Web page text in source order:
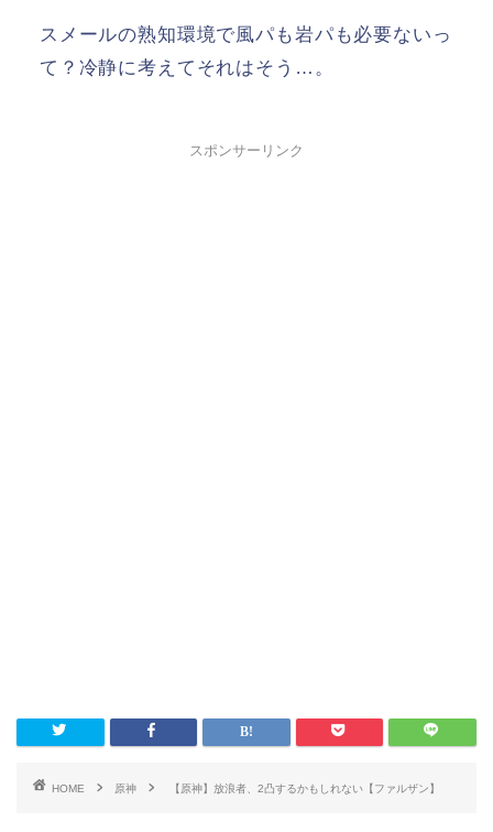
スメールの熟知環境で風パも岩パも必要ないっ
て？冷静に考えてそれはそう…。
スポンサーリンク
HOME 原神 【原神】放浪者、2凸するかもしれない【ファルザン】